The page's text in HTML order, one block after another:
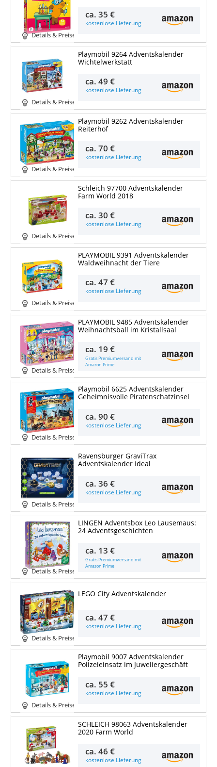
Details & Preise
ca.35 €
kostenlose Lieferung
Details & Preise
Playmobil 9264 Adventskalender
Wichtelwerkstatt
ca.49 €
kostenlose Lieferung
Details & Preise
Playmobil 9262 Adventskalender
Reiterhof
ca.70 €
kostenlose Lieferung
Details & Preise
Schleich 97700 Adventskalender
Farm World 2018
ca.30 €
kostenlose Lieferung
Details & Preise
PLAYMOBIL 9391 Adventskalender
Waldweihnacht der Tiere
ca.47 €
kostenlose Lieferung
Details & Preise
PLAYMOBIL 9485 Adventskalender
Weihnachtsball im Kristallsaal
ca. 19 €
Gratis Premiumversand mit
Amazon Prime
Details & Preise
Playmobil 6625 Adventskalender
Geheimnisvolle Piratenschatzinsel
ca.90 €
kostenlose Lieferung
Details & Preise
Ravensburger GraviTrax
Adventskalender Ideal
ca.36 €
kostenlose Lieferung
Details & Preise
LINGEN Adventsbox Leo Lausemaus:
24 Adventsgeschichten
ca. 13 €
Gratis Premiumversand mit
Amazon Prime
Details & Preise
LEGO City Adventskalender
ca.47 €
kostenlose Lieferung
Details & Preise
Playmobil 9007 Adventskalender
Polizeieinsatz im Juweliergeschäft
ca. 55 €
kostenlose Lieferung
SCHLEICH 98063 Adventskalender
2020 Farm World
ca.46 €
kostenlose Lieferung